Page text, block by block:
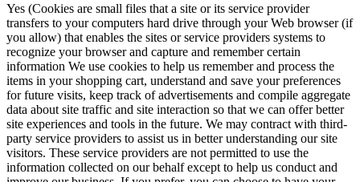
Yes (Cookies are small files that a site or its service provider
transfers to your computers hard drive through your Web browser (if
you allow) that enables the sites or service providers systems to
recognize your browser and capture and remember certain
information We use cookies to help us remember and process the
items in your shopping cart, understand and save your preferences
for future visits, keep track of advertisements and compile aggregate
data about site traffic and site interaction so that we can offer better
site experiences and tools in the future. We may contract with third-
party service providers to assist us in better understanding our site
visitors. These service providers are not permitted to use the
information collected on our behalf except to help us conduct and